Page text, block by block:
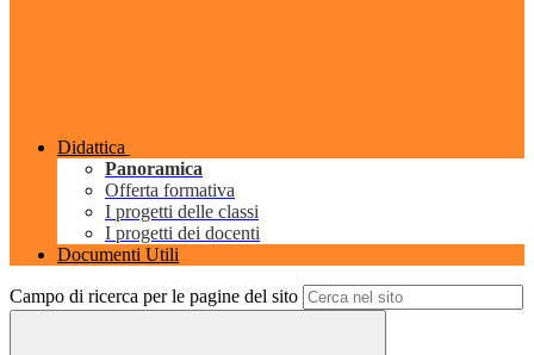
Didattica
Panoramica
Offerta formativa
I progetti delle classi
I progetti dei docenti
Documenti Utili
Campo di ricerca per le pagine del sito